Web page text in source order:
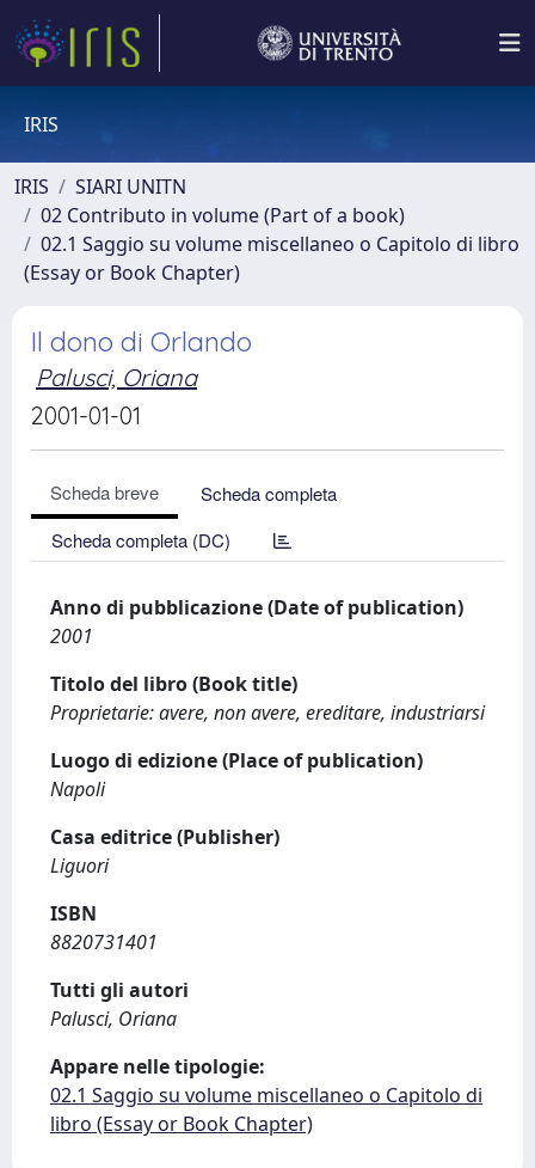
IRIS
IRIS
SIARI UNITN
02 Contributo in volume (Part of a book)
02.1 Saggio su volume miscellaneo o Capitolo di libro
(Essay or Book Chapter)
Il dono di Orlando
Palusci, Oriana
2001-01-01
Scheda breve
Scheda completa
Scheda completa (DC)
Anno di pubblicazione (Date of publication)
2001
Titolo del libro (Book title)
Proprietarie: avere, non avere, ereditare, industriarsi
Luogo di edizione (Place of publication)
Napoli
Casa editrice (Publisher)
Liguori
ISBN
8820731401
Tutti gli autori
Palusci, Oriana
Appare nelle tipologie:
02.1 Saggio su volume miscellaneo o Capitolo di
libro (Essay or Book Chapter)